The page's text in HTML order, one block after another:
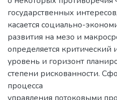
государственных
касается социально-
развития на мезо и
определяется
уровень и горизонт
степени рискованности.
процесса